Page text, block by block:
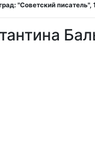
"Советский писатель",